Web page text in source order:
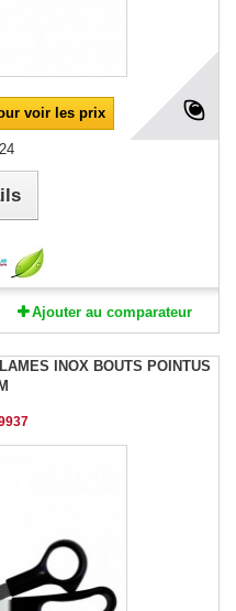
voir les prix
24
Ajouter au comparateur
INOX BOUTS POINTUS